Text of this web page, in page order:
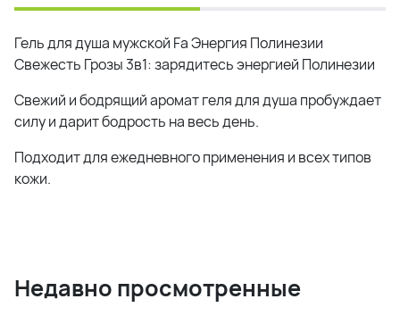
Гель для душа мужской Fa Энергия Полинезии
Свежесть Грозы 3в1: зарядитесь энергией Полинезии
Свежий и бодрящий аромат геля для душа пробуждает
силу и дарит бодрость на весь день.
Подходит для ежедневного применения и всех типов
кожи.
Недавно просмотренные